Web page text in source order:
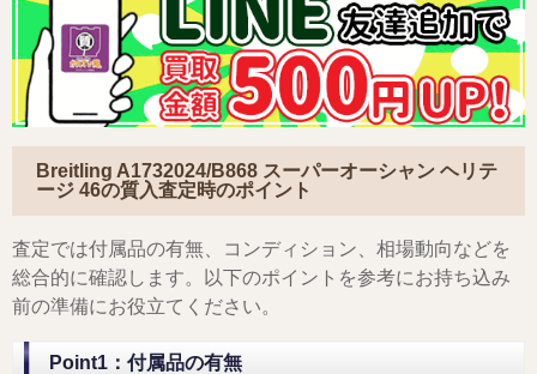
Breitling A1732024/B868 スーパーオーシャン ヘリテ
ージ 46の質入査定時のポイント
査定では付属品の有無、コンディション、相場動向などを
総合的に確認します。以下のポイントを参考にお持ち込み
前の準備にお役立てください。
Point1：付属品の有無